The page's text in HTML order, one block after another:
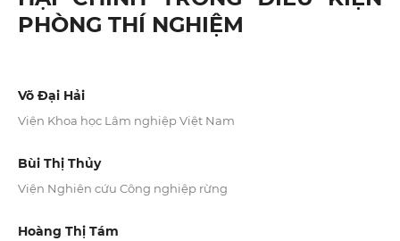
PHÒNG THÍ NGHIỆM
Võ Đại Hải
Viện Khoa học Lâm nghiệp Việt Nam
Bùi Thị Thủy
Viện Nghiên cứu Công nghiệp rừng
Hoàng Thị Tám